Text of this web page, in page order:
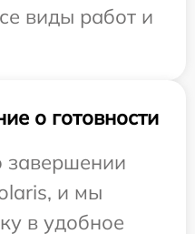
виды работ и
о готовности
и мы
в удобное